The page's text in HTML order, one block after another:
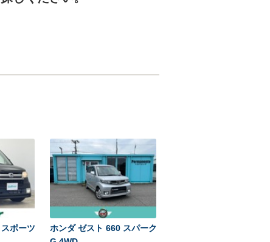
ポーツ
ホンダ ゼスト 660 スパーク